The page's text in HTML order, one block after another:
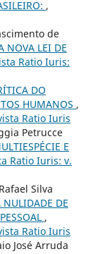
,
de
NOVA LEI DE
Ratio Iuris:
DO
HUMANOS ,
Ratio Iuris
Petrucce
E
Ratio Iuris: v.
Silva
NULIDADE DE
,
Ratio Iuris
José Arruda